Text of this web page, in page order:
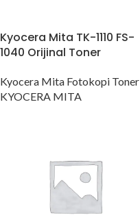
Kyocera Mita TK-1110 FS-
1040 Orijinal Toner
Kyocera Mita Fotokopi Toner
KYOCERA MITA